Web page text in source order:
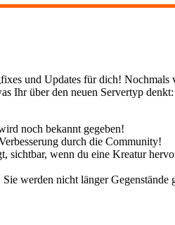
und Updates für dich!
Ihr über den neuen Servertyp
noch bekannt gegeben!
durch die Community!
sichtbar, wenn du eine Kreatur
werden nicht länger Gegenstände